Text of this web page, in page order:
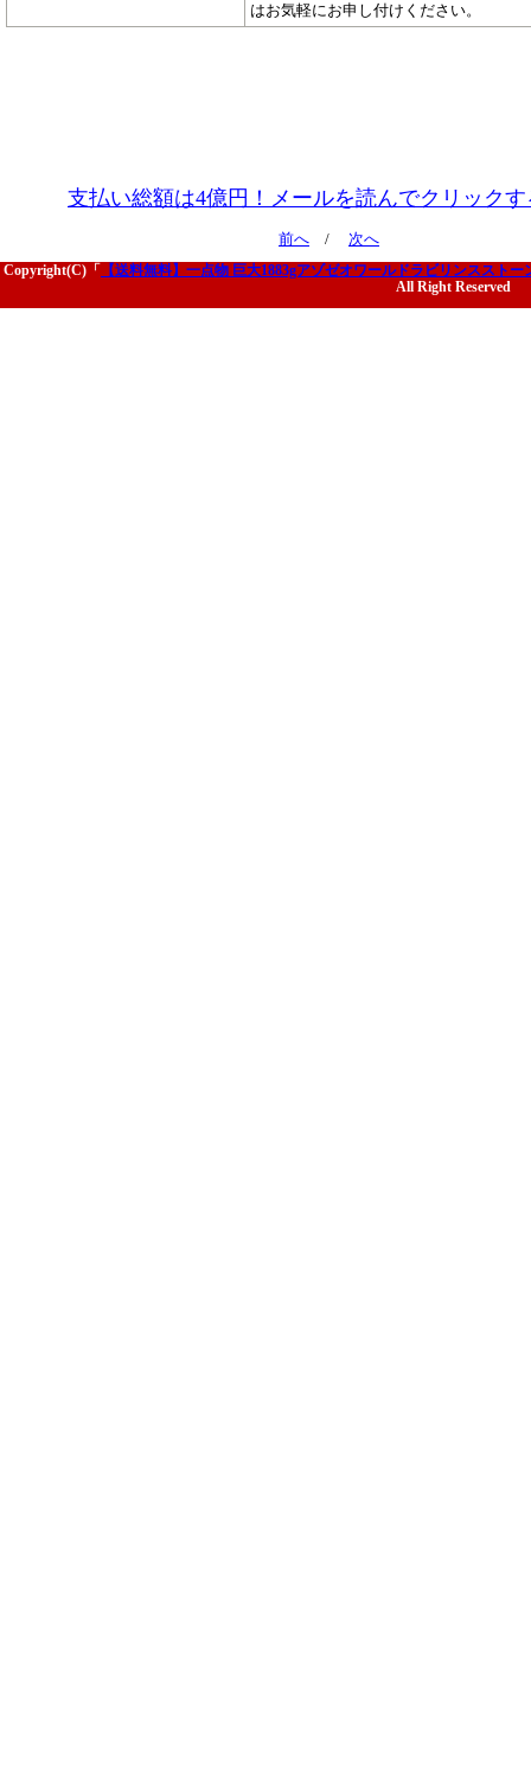
はお気軽にお申し付けください。
支払い総額は4億円！メールを読んでクリック
前へ / 次へ
Copyright(C)「
【送料無料】一点物 巨大1883gアゾゼオワールドラビリンススト
All Right Reserved